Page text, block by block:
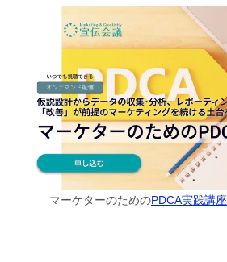
マーケターのためのPDCA実践講座